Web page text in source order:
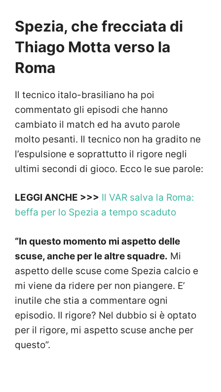
Spezia, che frecciata di
Thiago Motta verso la
Roma
Il tecnico italo-brasiliano ha poi
commentato gli episodi che hanno
cambiato il match ed ha avuto parole
molto pesanti. Il tecnico non ha gradito ne
l’espulsione e soprattutto il rigore negli
ultimi secondi di gioco. Ecco le sue parole:
LEGGI ANCHE >>> Il VAR salva la Roma:
beffa per lo Spezia a tempo scaduto
“In questo momento mi aspetto delle
scuse, anche per le altre squadre. Mi
aspetto delle scuse come Spezia calcio e
mi viene da ridere per non piangere. E’
inutile che stia a commentare ogni
episodio. Il rigore? Nel dubbio si è optato
per il rigore, mi aspetto scuse anche per
questo”.